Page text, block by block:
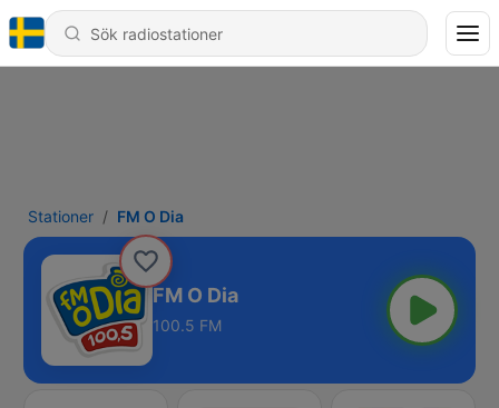
Stationer FM O Dia
FM O Dia
100.5 FM